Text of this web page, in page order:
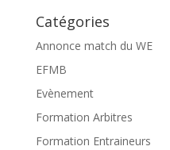
Catégories
Annonce match du WE
EFMB
Evènement
Formation Arbitres
Formation Entraineurs